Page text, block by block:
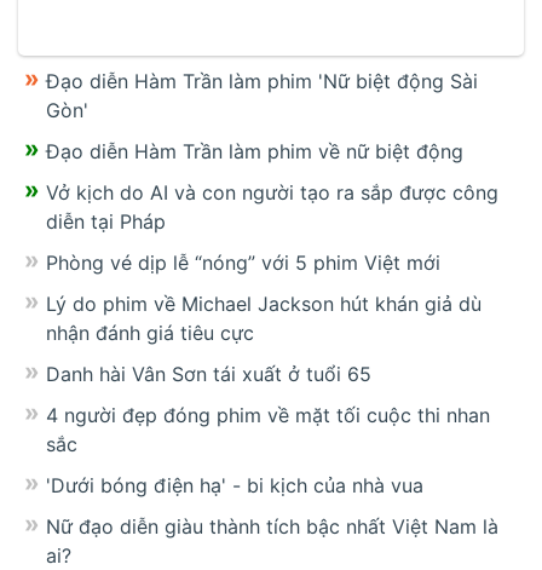
Đạo diễn Hàm Trần làm phim 'Nữ biệt động Sài
Gòn'
Đạo diễn Hàm Trần làm phim về nữ biệt động
Vở kịch do AI và con người tạo ra sắp được công
diễn tại Pháp
Phòng vé dịp lễ “nóng” với 5 phim Việt mới
Lý do phim về Michael Jackson hút khán giả dù
nhận đánh giá tiêu cực
Danh hài Vân Sơn tái xuất ở tuổi 65
4 người đẹp đóng phim về mặt tối cuộc thi nhan
sắc
'Dưới bóng điện hạ' - bi kịch của nhà vua
Nữ đạo diễn giàu thành tích bậc nhất Việt Nam là
ai?